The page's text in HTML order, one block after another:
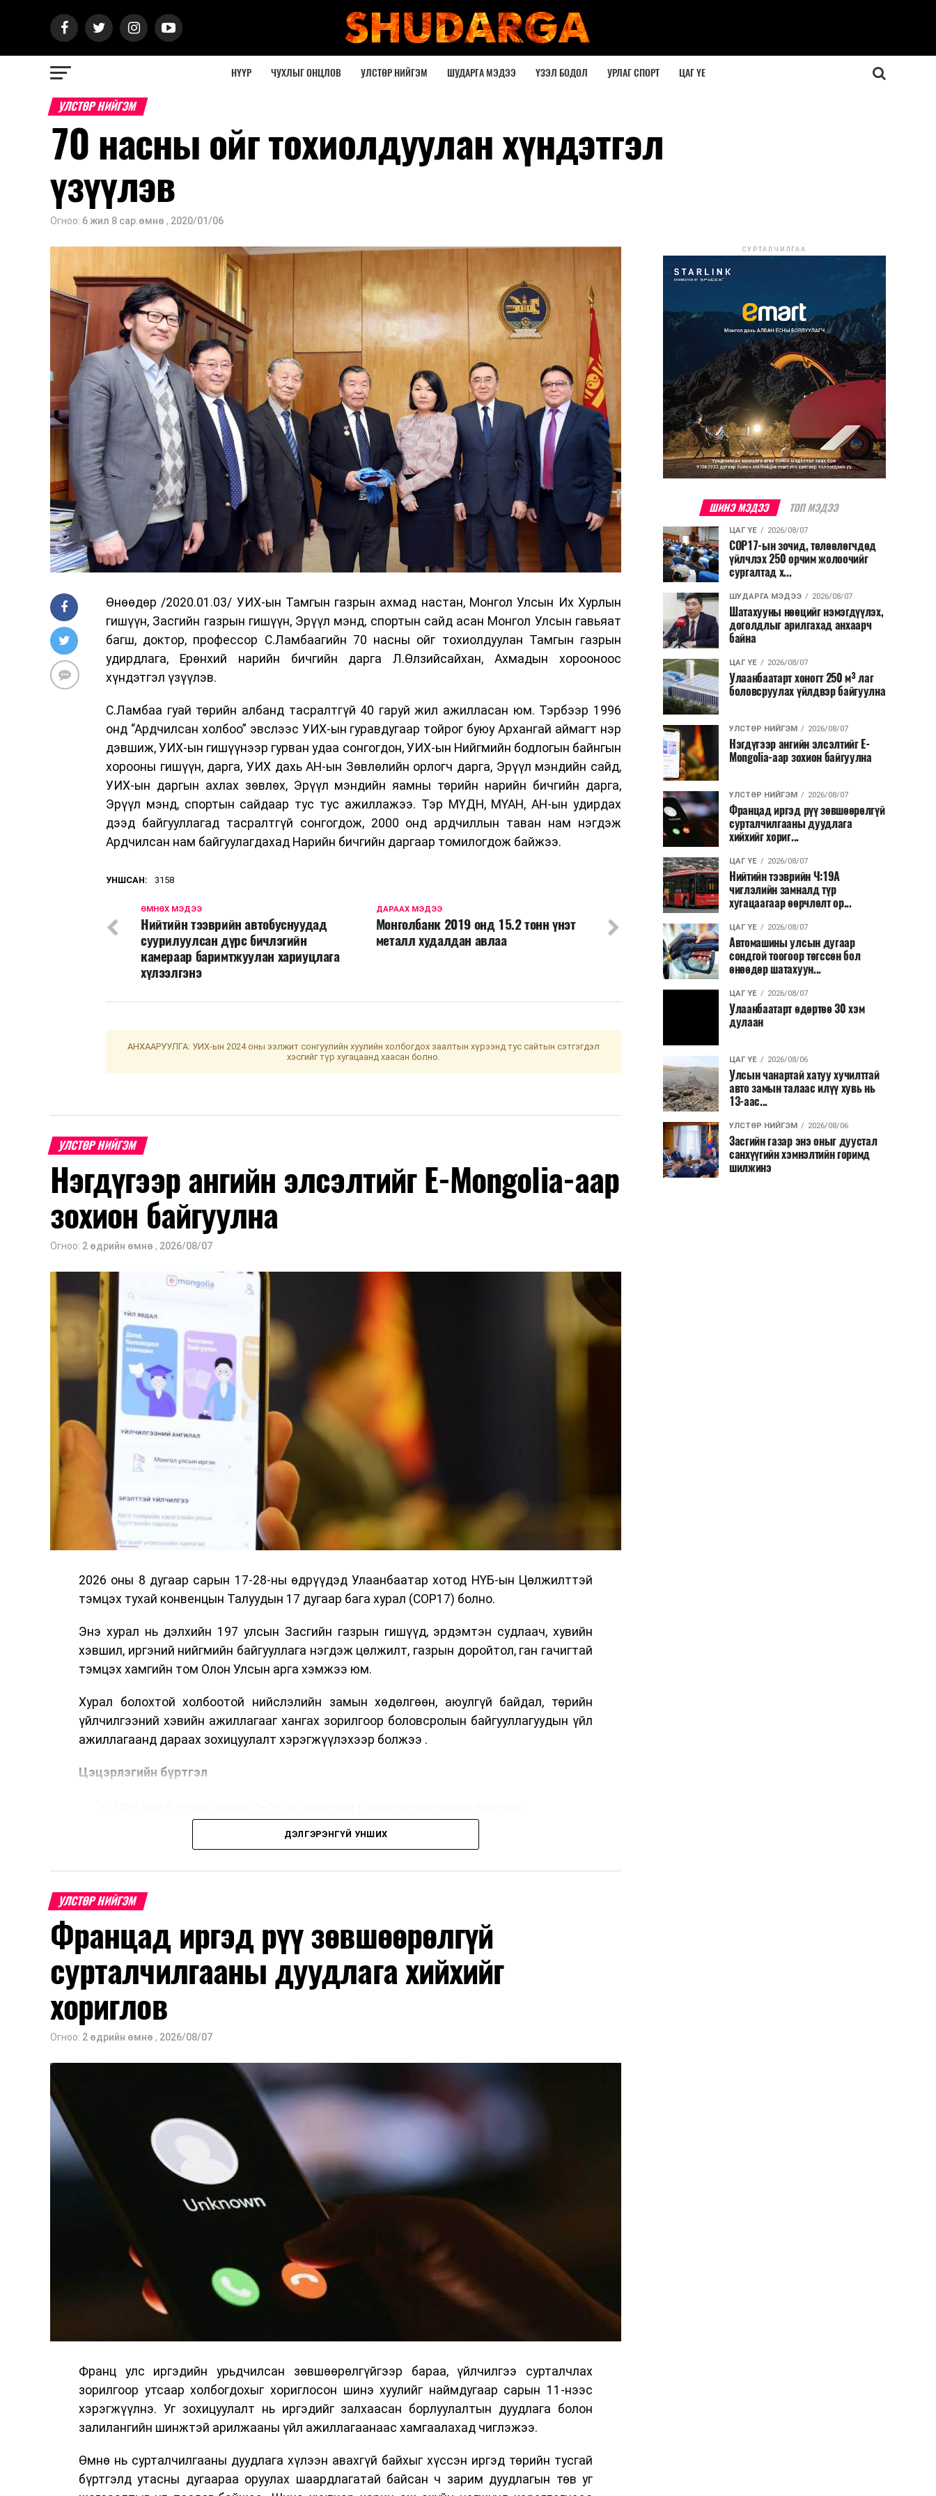
НҮҮР ЧУХЛЫГ ОНЦЛОВ УЛСТӨР НИЙГЭМ ШУДАРГА МЭДЭЭ ҮЗЭЛ БОДОЛ УРЛАГ СПОРТ ЦАГ ҮЕ
УЛСТӨР НИЙГЭМ
70 насны ойг тохиолдуулан хүндэтгэл
үзүүлэв
Огноо: 6 жил 8 сар.өмнө , 2020/01/06
Өнөөдөр /2020.01.03/ УИХ-ын Тамгын газрын ахмад настан, Монгол Улсын Их Хурлын
гишүүн, Засгийн газрын гишүүн, Эрүүл мэнд, спортын сайд асан Монгол Улсын гавьяат
багш, доктор, профессор С.Ламбаагийн 70 насны ойг тохиолдуулан Тамгын газрын
удирдлага, Ерөнхий нарийн бичгийн дарга Л.Өлзийсайхан, Ахмадын хорооноос
хүндэтгэл үзүүлэв.
С.Ламбаа гуай төрийн албанд тасралтгүй 40 гаруй жил ажилласан юм. Тэрбээр 1996
онд “Ардчилсан холбоо” эвслээс УИХ-ын гуравдугаар тойрог буюу Архангай аймагт нэр
дэвшиж, УИХ-ын гишүүнээр гурван удаа сонгогдон, УИХ-ын Нийгмийн бодлогын байнгын
хорооны гишүүн, дарга, УИХ дахь АН-ын Зөвлөлийн орлогч дарга, Эрүүл мэндийн сайд,
УИХ-ын даргын ахлах зөвлөх, Эрүүл мэндийн яамны төрийн нарийн бичгийн дарга,
Эрүүл мэнд, спортын сайдаар тус тус ажиллажээ. Тэр МҮДН, МҮАН, АН-ын удирдах
дээд байгууллагад тасралтгүй сонгогдож, 2000 онд ардчиллын таван нам нэгдэж
Ардчилсан нам байгуулагдахад Нарийн бичгийн даргаар томилогдож байжээ.
УНШСАН: 3158
ДАРААХ МЭДЭЭ
Монголбанк 2019 онд 15.2 тонн үнэт
металл худалдан авлаа
ӨМНӨХ МЭДЭЭ
Нийтийн тээврийн автобуснуудад
суурилуулсан дүрс бичлэгийн
камераар баримтжуулан хариуцлага
хүлээлгэнэ
АНХААРУУЛГА: УИХ-ын 2024 оны ээлжит сонгуулийн хуулийн холбогдох заалтын хүрээнд тус сайтын сэтгэгдэл
хэсгийг түр хугацаанд хаасан болно.
УЛСТӨР НИЙГЭМ
Нэгдүгээр ангийн элсэлтийг E-Mongolia-аар
зохион байгуулна
Огноо: 2 өдрийн өмнө , 2026/08/07
2026 оны 8 дугаар сарын 17-28-ны өдрүүдэд Улаанбаатар хотод НҮБ-ын Цөлжилттэй
тэмцэх тухай конвенцын Талуудын 17 дугаар бага хурал (COP17) болно.
Энэ хурал нь дэлхийн 197 улсын Засгийн газрын гишүүд, эрдэмтэн судлаач, хувийн
хэвшил, иргэний нийгмийн байгууллага нэгдэж цөлжилт, газрын доройтол, ган гачигтай
тэмцэх хамгийн том Олон Улсын арга хэмжээ юм.
Хурал болохтой холбоотой нийслэлийн замын хөдөлгөөн, аюулгүй байдал, төрийн
үйлчилгээний хэвийн ажиллагааг хангах зорилгоор боловсролын байгууллагуудын үйл
ажиллагаанд дараах зохицуулалт хэрэгжүүлэхээр болжээ .
Цэцэрлэгийн бүртгэл
2026 оны 8 дугаар сарын 17–28-ны өдрүүдэд E-Mongolia системээр бүртгэнэ.
Энэ хугацаанд хүүхэд бүртгэх дэмжлэгийн баг сургуулиуд дээр ажиллахгүй.
2026 оны 9 дүгээр сарын 1-нээс цахимаар эхэлнэ.
2026 оны 9 дүгээр сарын 14-нөөс танхимаар үргэлжилнэ.
Оюутны дотуур байр
2026 оны 9 дүгээр сарын 13-наас оюутнуудыг дотуур байранд оруулж эхэлнэ.
Сургууль, цэцэрлэгийн үйл ажиллагааны зохицуулалт
2026 оны 8 дугаар сарын 17–28-ны өдрүүдэд нийслэлийн бүх сургууль, цэцэрлэгт ажлын
байранд элсэлт, бүртгэл болон бусад аливаа арга хэмжээ зохион байгуулахгүй болно.
ДЭЛГЭРЭНГҮЙ УНШИХ
УЛСТӨР НИЙГЭМ
Францад иргэд рүү зөвшөөрөлгүй
сурталчилгааны дуудлага хийхийг
хориглов
Огноо: 2 өдрийн өмнө , 2026/08/07
Франц улс иргэдийн урьдчилсан зөвшөөрөлгүйгээр бараа, үйлчилгээ сурталчлах
зорилгоор утсаар холбогдохыг хориглосон шинэ хуулийг наймдугаар сарын 11-нээс
хэрэгжүүлнэ. Уг зохицуулалт нь иргэдийг залхаасан борлуулалтын дуудлага болон
залилангийн шинжтэй арилжааны үйл ажиллагаанаас хамгаалахад чиглэжээ.
Өмнө нь сурталчилгааны дуудлага хүлээн авахгүй байхыг хүссэн иргэд төрийн тусгай
бүртгэлд утасны дугаараа оруулах шаардлагатай байсан ч зарим дуудлагын төв уг
СУРТАЛЧИЛГАА
ШИНЭ МЭДЭЭ ТОП МЭДЭЭ
ЦАГ ҮЕ 2026/08/07
COP17-ын зочид, төлөөлөгчдөд
үйлчлэх 250 орчим жолоочийг
сургалтад х...
ШУДАРГА МЭДЭЭ 2026/08/07
Шатахууны нөөцийг нэмэгдүүлэх,
доголдлыг арилгахад анхаарч
байна
ЦАГ ҮЕ 2026/08/07
Улаанбаатарт хоногт 250 м³ лаг
боловсруулах үйлдвэр байгуулна
УЛСТӨР НИЙГЭМ 2026/08/07
Нэгдүгээр ангийн элсэлтийг E-
Mongolia-аар зохион байгуулна
УЛСТӨР НИЙГЭМ 2026/08/07
Францад иргэд рүү зөвшөөрөлгүй
сурталчилгааны дуудлага
хийхийг хориг...
ЦАГ ҮЕ 2026/08/07
Нийтийн тээврийн Ч:19А
чиглэлийн замналд түр
хугацаагаар өөрчлөлт ор...
ЦАГ ҮЕ 2026/08/07
Автомашины улсын дугаар
сондгой тоогоор төгссөн бол
өнөөдөр шатахуун...
ЦАГ ҮЕ 2026/08/07
Улаанбаатарт өдөртөө 30 хэм
дулаан
ЦАГ ҮЕ 2026/08/06
Улсын чанартай хатуу хучилттай
авто замын талаас илүү хувь нь
13-аас...
УЛСТӨР НИЙГЭМ 2026/08/06
Засгийн газар энэ оныг дуустал
санхүүгийн хэмнэлтийн горимд
шилжинэ